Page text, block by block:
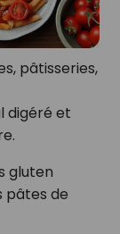
pâtisseries,
digéré et
gluten
pâtes de